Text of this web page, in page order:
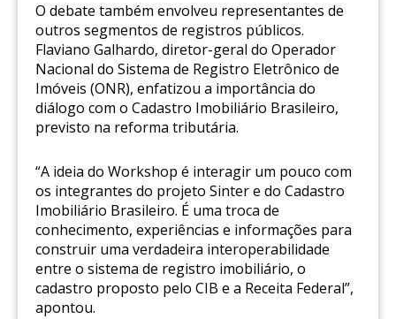
O debate também envolveu representantes de
outros segmentos de registros públicos.
Flaviano Galhardo, diretor-geral do Operador
Nacional do Sistema de Registro Eletrônico de
Imóveis (ONR), enfatizou a importância do
diálogo com o Cadastro Imobiliário Brasileiro,
previsto na reforma tributária.
“A ideia do Workshop é interagir um pouco com
os integrantes do projeto Sinter e do Cadastro
Imobiliário Brasileiro. É uma troca de
conhecimento, experiências e informações para
construir uma verdadeira interoperabilidade
entre o sistema de registro imobiliário, o
cadastro proposto pelo CIB e a Receita Federal”,
apontou.